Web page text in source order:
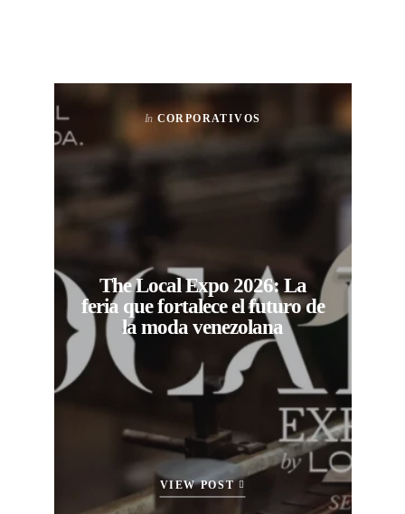
In CORPORATIVOS
The Local Expo 2026: La
feria que fortalece el futuro de
la moda venezolana
VIEW POST